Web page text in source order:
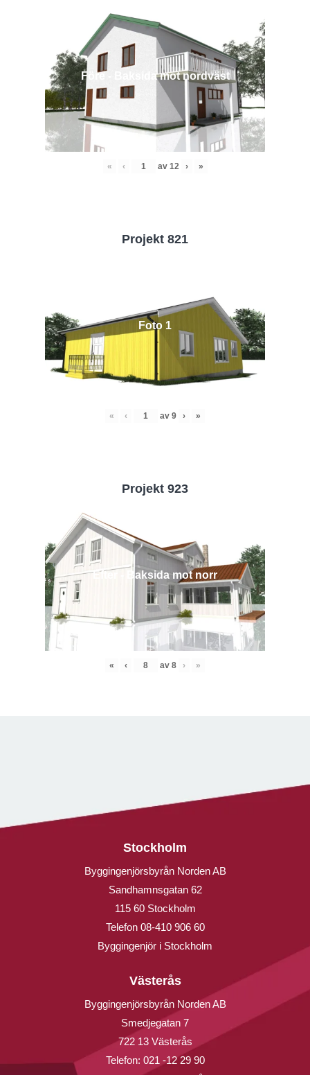
Före - Baksida mot nordväst
« ‹ av 12 › »
Projekt 821
Foto 1
« ‹ av 9 › »
Projekt 923
Efter - Baksida mot norr
« ‹ av 8 › »
Stockholm
Byggingenjörsbyrån Norden AB
Sandhamnsgatan 62
115 60 Stockholm
Telefon 08-410 906 60
Byggingenjör i Stockholm
Västerås
Byggingenjörsbyrån Norden AB
Smedjegatan 7
722 13 Västerås
Telefon: 021 -12 29 90